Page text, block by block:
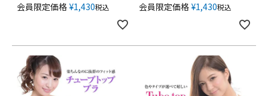
会員限定価格 ¥1,430税込 会員限定価格 ¥1,430税込